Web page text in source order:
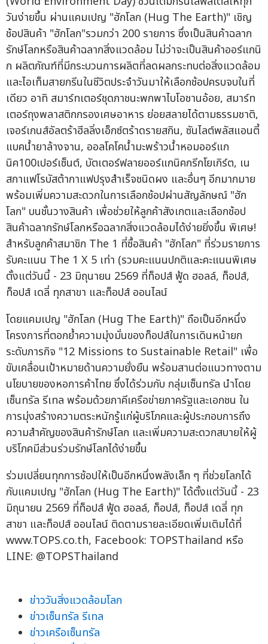
วันง่ายขึ้น ผ่านแคมเปญ "ฮักโลก (Hug The Earth)" เชิญ
ช้อปสินค้า "ฮักโลก"รวมกว่า 200 รายการ ซึ่งเป็นสินค้าฉลาก
รักษ์โลกหรือสินค้าฉลากสิ่งแวดล้อม ไม่ว่าจะเป็นสินค้าออร์แกนิ
ก ผลิตภัณฑ์ที่มีกระบวนการผลิตที่ลดผลกระทบต่อสิ่งแวดล้อม
และไอเท็มสายกรีนในชีวิตประจำวันมาให้เลือกช้อปครบจบในที่
เดียว อาทิ สมาร์ทเตอร์ชุดภาชนะพกพาไบโอชานอ้อย, สมาร์ท
เตอร์ถุงพลาสติกกรองเศษอาหาร ย่อยสลายได้ตามธรรมชาติ,
เจอร์เกนส์อัลตร้าฮีลลิ่งเอ็กซ์ตร้าดรายสกิน, ซันไลต์พลัสแอนตี้
แบคน้ำยาล้างจาน, ออลโคโคน้ำมะพร้าวน้ำหอมออร์แก
นิค100เปอร์เซ็นต์, บัตเตอร์ฟลายออร์แกนิคกรีกโยเกิร์ต, เน
สกาแฟโรบัสต้ากาแฟปรุงสำเร็จชนิดผง และอื่นๆ อีกมากมาย
พร้อมเพิ่มความสะดวกในการเลือกช้อปผ่านสัญลักษณ์ "ฮัก
โลก" บนชั้นวางสินค้า เพื่อช่วยให้ลูกค้าสังเกตและเลือกช้อป
สินค้าฉลากรักษ์โลกหรือฉลากสิ่งแวดล้อมได้ง่ายยิ่งขึ้น พิเศษ!
สำหรับลูกค้าสมาชิก The 1 ที่ซื้อสินค้า "ฮักโลก" ที่ร่วมรายการ
รับคะแนน The 1 X 5 เท่า (รวมคะแนนปกติและคะแนนพิเศษ
ตั้งแต่วันนี้ - 23 มิถุนายน 2569 ที่ท็อปส์ ฟู้ด ฮอลล์, ท็อปส์,
ท็อปส์ เดลี่ ทุกสาขา และท็อปส์ ออนไลน์
โดยแคมเปญ "ฮักโลก (Hug The Earth)" ถือเป็นอีกหนึ่ง
โครงการที่ตอกย้ำความมุ่งมั่นของท็อปส์ในการเดินหน้ายก
ระดับภารกิจ "12 Missions to Sustainable Retail" เพื่อ
ขับเคลื่อนเป้าหมายด้านความยั่งยืน พร้อมสานต่อแนวทางตาม
นโยบายของหอการค้าไทย ซึ่งได้ร่วมกับ กลุ่มเซ็นทรัล นำโดย
เซ็นทรัล รีเทล พร้อมด้วยภาคีเครือข่ายภาครัฐและเอกชน ใน
การมุ่งสร้างความตระหนักรู้แก่ผู้บริโภคและผู้ประกอบการถึง
ความสำคัญของสินค้ารักษ์โลก และเพิ่มความสะดวกสบายให้ผู้
บริโภคมีส่วนร่วมรักษ์โลกได้ง่ายขึ้น
ร่วมเปลี่ยนทุกการช้อปให้เป็นอีกหนึ่งพลังเล็ก ๆ ที่ช่วยโลกได้
กับแคมเปญ "ฮักโลก (Hug The Earth)" ได้ตั้งแต่วันนี้ - 23
มิถุนายน 2569 ที่ท็อปส์ ฟู้ด ฮอลล์, ท็อปส์, ท็อปส์ เดลี่ ทุก
สาขา และท็อปส์ ออนไลน์ ติดตามรายละเอียดเพิ่มเติมได้ที่
www.TOPS.co.th, Facebook: TOPSThailand หรือ
LINE: @TOPSThailand
ข่าววันสิ่งแวดล้อมโลก
ข่าวเซ็นทรัล รีเทล
ข่าวเครือเซ็นทรัล